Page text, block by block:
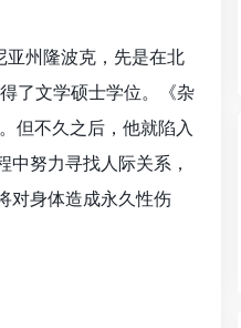
亚州隆波克，先是在北
了文学硕士学位。《杂
但不久之后，他就陷入
努力寻找人际关系，
对身体造成永久性伤